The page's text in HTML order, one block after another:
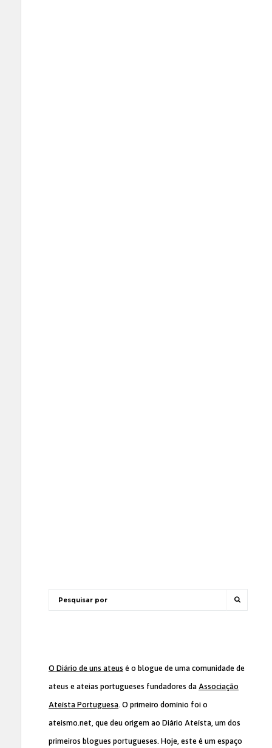
O Diário de uns ateus é o blogue de uma comunidade de
ateus e ateias portugueses fundadores da Associação
Ateísta Portuguesa. O primeiro domínio foi o
ateismo.net, que deu origem ao Diário Ateísta, um dos
primeiros blogues portugueses. Hoje, este é um espaço